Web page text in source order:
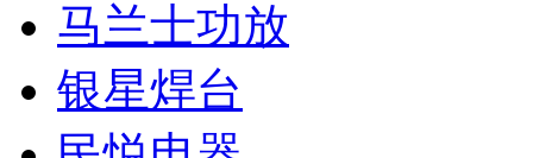
马兰士功放
银星焊台